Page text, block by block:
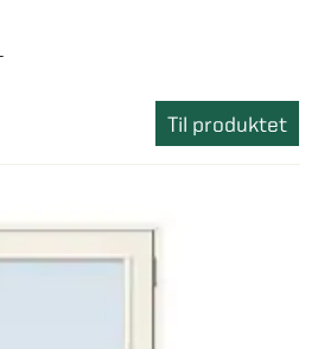
Til produktet